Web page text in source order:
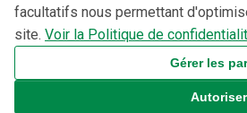
facultatifs nous permettant
site. Voir la Politique de
Gérer les